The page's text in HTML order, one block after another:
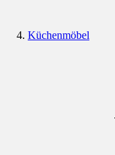
Küchenmöbel